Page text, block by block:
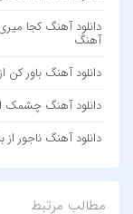
آهنگ
دانلود آهنگ باور کن از بلک
دانلود آهنگ چشمک از بلک
دانلود آهنگ ناجور از بلک
مطالب مرتبط